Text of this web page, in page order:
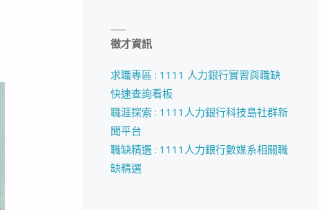
徵才資訊
求職專區 : 1111 人力銀行實習與職缺
快速查詢看板
職涯探索 : 1111人力銀行科技島社群新
聞平台
職缺精選 : 1111人力銀行數媒系相關職
缺精選